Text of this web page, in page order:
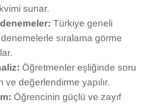
sunar.
Türkiye geneli
sıralama görme
Öğretmenler eşliğinde soru
ve değerlendirme yapılır.
Öğrencinin güçlü ve zayıf